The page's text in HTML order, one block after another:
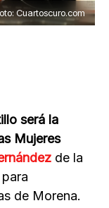
Cuartoscuro.com
será la
Mujeres
de la
de Morena.